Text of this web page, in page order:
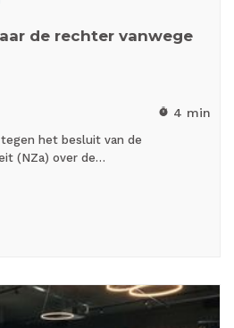
de rechter vanwege
timer 4 min
het besluit van de
(NZa) over de…